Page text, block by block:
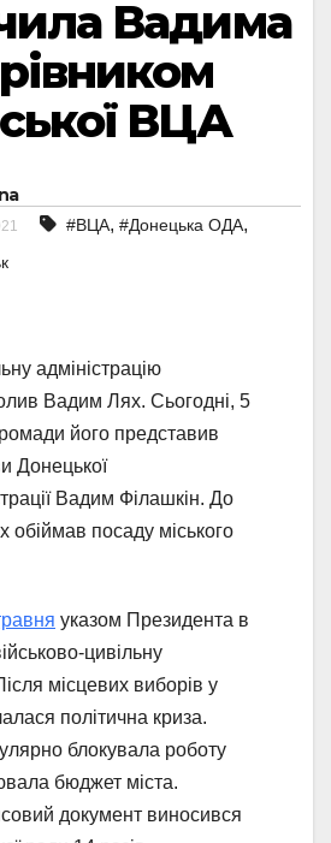
Вадима
ВЦА
#ВЦА, #Донецька ОДА,
адміністрацію
Вадим Лях. Сьогодні, 5
його представив
Донецької
Вадим Філашкін. До
обіймав посаду міського
указом Президента в
цивільну
місцевих виборів у
політична криза.
блокувала роботу
бюджет міста.
документ виносився